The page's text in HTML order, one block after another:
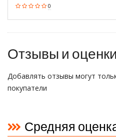
0
Отзывы и оценки
Добавлять отзывы могут
покупатели
Средняя